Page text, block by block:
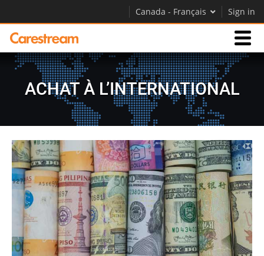
Canada - Français Sign in
Activités
Société
Société
Carrières
Contactez-nous
ACHAT À L’INTERNATIONAL